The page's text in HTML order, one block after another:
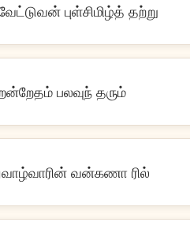
புள்சிமிழ்த் தற்று
பலவுந் தரும்
வன்கணா ரில்